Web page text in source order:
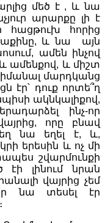
մեծ է , և նա
արարքը լի է
հացթուխ հորից
և նա այն
ամեն ինչով
և ամենքով, և միշտ
իմանալ մարդկանց
էր՝ դուք որտե՞ղ
ակնկալիքով,
ինչ-որ
որը բնավ
նա եղել է, և,
երեսին և ոչ մի
շվարմունքի
լինում նրան
վայրից չեմ
նա տեսել էր